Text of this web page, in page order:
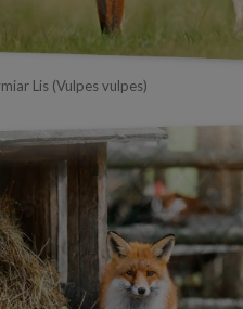
Lis (Vulpes vulpes)